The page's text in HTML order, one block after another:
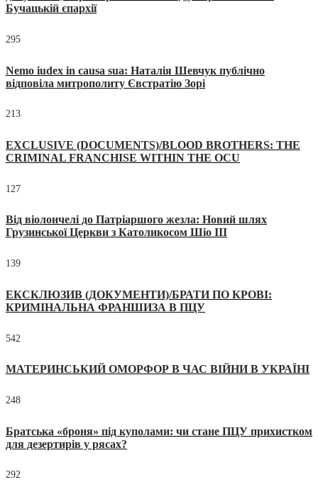
Бучацькій єпархії
295
Nemo iudex in causa sua: Наталія Шевчук публічно
відповіла митрополиту Євстратію Зорі
213
EXCLUSIVE (DOCUMENTS)/BLOOD BROTHERS: THE
CRIMINAL FRANCHISE WITHIN THE OCU
127
Від віолончелі до Патріаршого жезла: Новий шлях
Грузинської Церкви з Католикосом Шіо III
139
ЕКСКЛЮЗИВ (ДОКУМЕНТИ)/БРАТИ ПО КРОВІ:
КРИМІНАЛЬНА ФРАНШИЗА В ПЦУ
542
МАТЕРИНСЬКИЙ ОМОРФОР В ЧАС ВІЙНИ В УКРАЇНІ
248
Братська «броня» під куполами: чи стане ПЦУ прихистком
для дезертирів у рясах?
292